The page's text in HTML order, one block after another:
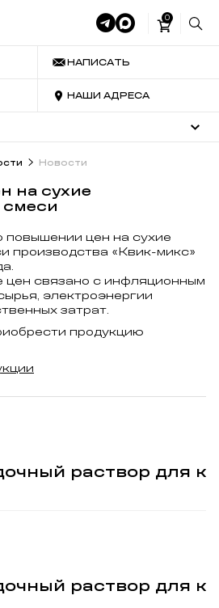
0
НАПИСАТЬ
НАШИ АДРЕСА
Новости
на сухие
цен на сухие
производства «Квик-микс»
цен связано с инфляционным
электроэнергии
затрат.
продукцию
раствор для
раствор для